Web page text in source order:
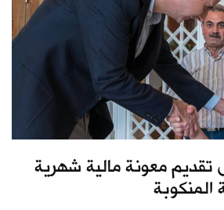
تقديم معونة مالية شهرية
المنكوبة